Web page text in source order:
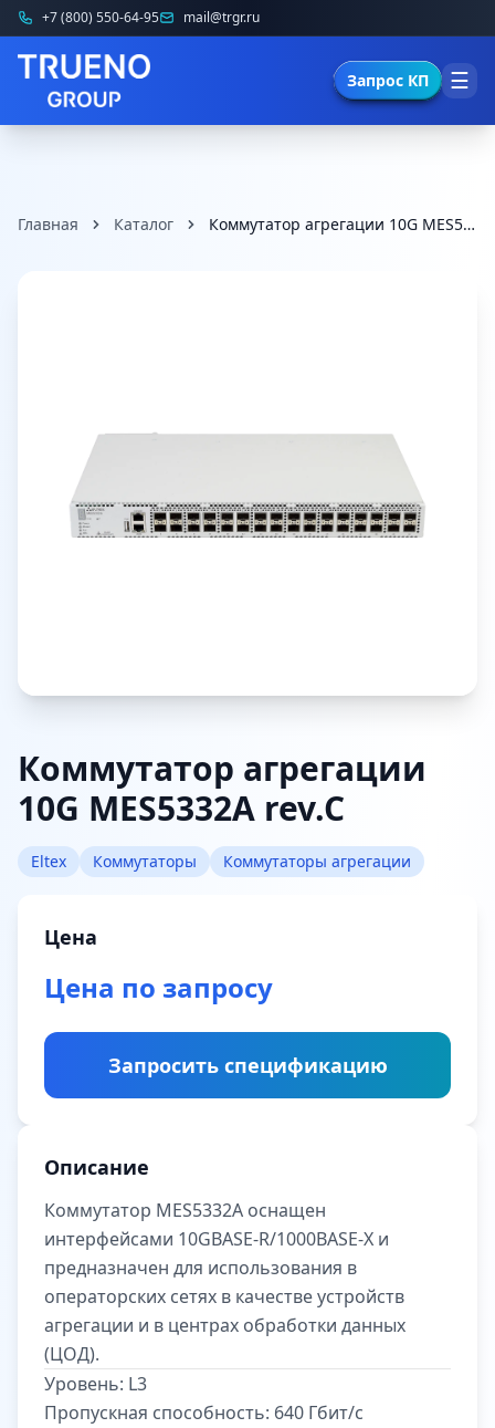
+7 (800) 550-64-95 mail@trgr.ru
Запрос КП ☰
Главная Каталог Коммутатор агрегации 10G MES5332A rev.C
Коммутатор агрегации
10G MES5332A rev.C
Eltex Коммутаторы Коммутаторы агрегации
Цена
Цена по запросу
Запросить спецификацию
Описание
Коммутатор MES5332A оснащен
интерфейсами 10GBASE-R/1000BASE-X и
предназначен для использования в
операторских сетях в качестве устройств
агрегации и в центрах обработки данных
(ЦОД).
Уровень: L3
Пропускная способность: 640 Гбит/с